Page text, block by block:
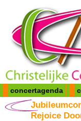
concertagenda
Rejoice